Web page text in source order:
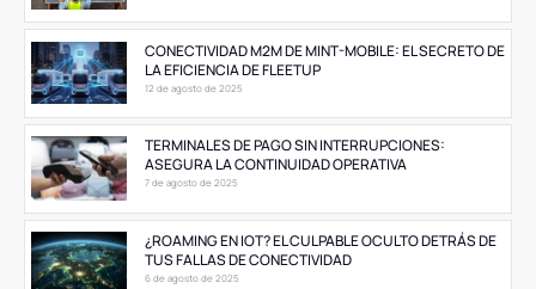
CONECTIVIDAD M2M DE MINT-MOBILE: EL SECRETO DE
LA EFICIENCIA DE FLEETUP
12 de agosto de 2025
TERMINALES DE PAGO SIN INTERRUPCIONES:
ASEGURA LA CONTINUIDAD OPERATIVA
7 de agosto de 2025
¿ROAMING EN IOT? EL CULPABLE OCULTO DETRÁS DE
TUS FALLAS DE CONECTIVIDAD
6 de agosto de 2025